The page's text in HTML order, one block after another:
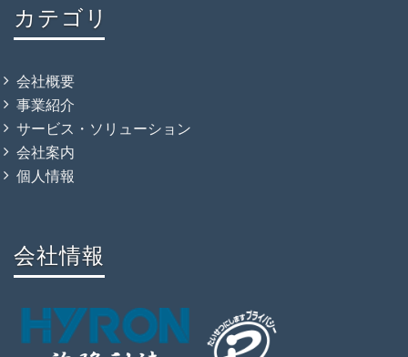
カテゴリ
会社概要
事業紹介
サービス・ソリューション
会社案内
個人情報
会社情報